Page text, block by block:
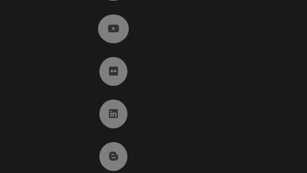
Ir a YouTube (abre en ventana nueva)
Ir a Flickr (abre en ventana nueva)
Ir a Linkedin (abre en ventana nueva)
Ir al Blog (abre en ventana nueva)